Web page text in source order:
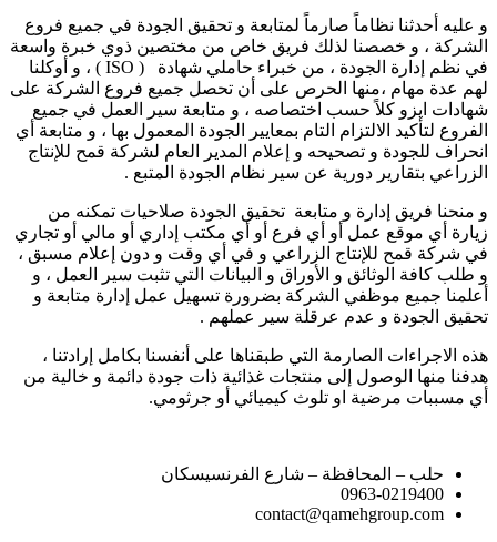
قراءة المزيد
و عليه أحدثنا نظاماً صارماً لمتابعة و تحقيق الجودة في جميع فروع
الشركة ، و خصصنا لذلك فريق خاص من مختصين ذوي خبرة واسعة
في نظم إدارة الجودة ، من خبراء حاملي شهادة ( ISO ) ، و أوكلنا
لهم عدة مهام ،منها الحرص على أن تحصل جميع فروع الشركة على
شهادات ايزو كلاً حسب اختصاصه ، و متابعة سير العمل في جميع
الفروع لتأكيد الالتزام التام بمعايير الجودة المعمول بها ، و متابعة أي
انحراف للجودة و تصحيحه و إعلام المدير العام لشركة قمح للإنتاج
الزراعي بتقارير دورية عن سير نظام الجودة المتبع .
و منحنا فريق إدارة و متابعة تحقيق الجودة صلاحيات تمكنه من
زيارة أي موقع عمل أو أي فرع أو أي مكتب إداري أو مالي أو تجاري
في شركة قمح للإنتاج الزراعي و في أي وقت و دون إعلام مسبق ،
و طلب كافة الوثائق و الأوراق و البيانات التي تثبت سير العمل ، و
أعلمنا جميع موظفي الشركة بضرورة تسهيل عمل إدارة متابعة و
تحقيق الجودة و عدم عرقلة سير عملهم .
هذه الاجراءات الصارمة التي طبقناها على أنفسنا بكامل إرادتنا ،
هدفنا منها الوصول إلى منتجات غذائية ذات جودة دائمة و خالية من
أي مسببات مرضية او تلوث كيميائي أو جرثومي.
حلب – المحافظة – شارع الفرنسيسكان
0963-0219400
contact@qamehgroup.com